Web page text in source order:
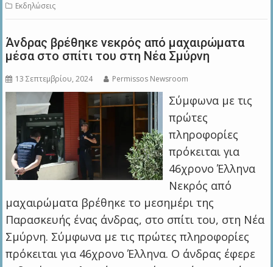
Εκδηλώσεις
Άνδρας βρέθηκε νεκρός από μαχαιρώματα
μέσα στο σπίτι του στη Νέα Σμύρνη
13 Σεπτεμβρίου, 2024 Permissos Newsroom
Σύμφωνα με τις
πρώτες
πληροφορίες
πρόκειται για
46χρονο Έλληνα
Νεκρός από
μαχαιρώματα βρέθηκε το μεσημέρι της
Παρασκευής ένας άνδρας, στο σπίτι του, στη Νέα
Σμύρνη. Σύμφωνα με τις πρώτες πληροφορίες
πρόκειται για 46χρονο Έλληνα. Ο άνδρας έφερε